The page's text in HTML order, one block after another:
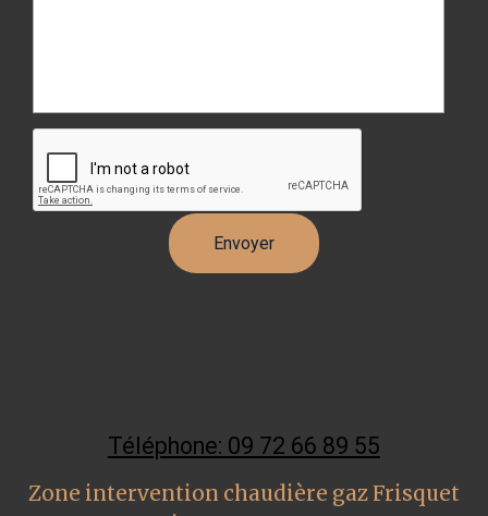
Téléphone: 09 72 66 89 55
Zone intervention chaudière gaz Frisquet